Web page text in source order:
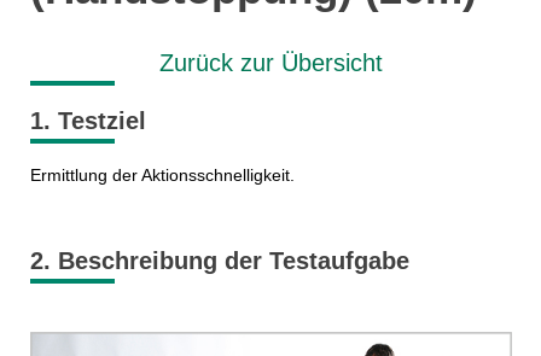
Zurück zur Übersicht
1. Testziel
Ermittlung der Aktionsschnelligkeit.
2. Beschreibung der Testaufgabe